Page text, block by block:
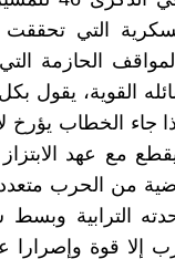
التي
الحازمة
القوية، يقول
جاء الخطاب يؤرخ
مع عهد
من الحرب
الترابية وبسط
إلا قوة وإصرارا